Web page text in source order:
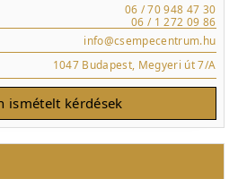
06 / 70 948 47 30
06 / 1 272 09 86
info@csempecentrum.hu
1047 Budapest, Megyeri út 7/A
ismételt kérdések